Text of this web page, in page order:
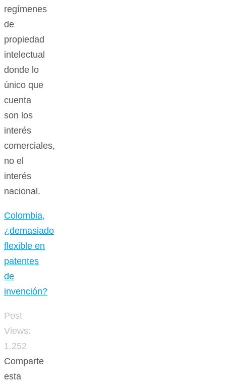
regímenes
de
propiedad
intelectual
donde lo
único que
cuenta
son los
interés
comerciales,
no el
interés
nacional.
Colombia,
¿demasiado
flexible en
patentes
de
invención?
Post
Views:
1.252
Comparte
esta